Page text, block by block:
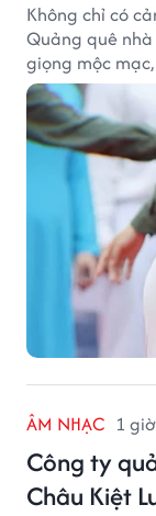
Không chỉ có
Quảng quê
giọng mộc
ÂM NHẠC 1
Công ty
Châu Kiệt